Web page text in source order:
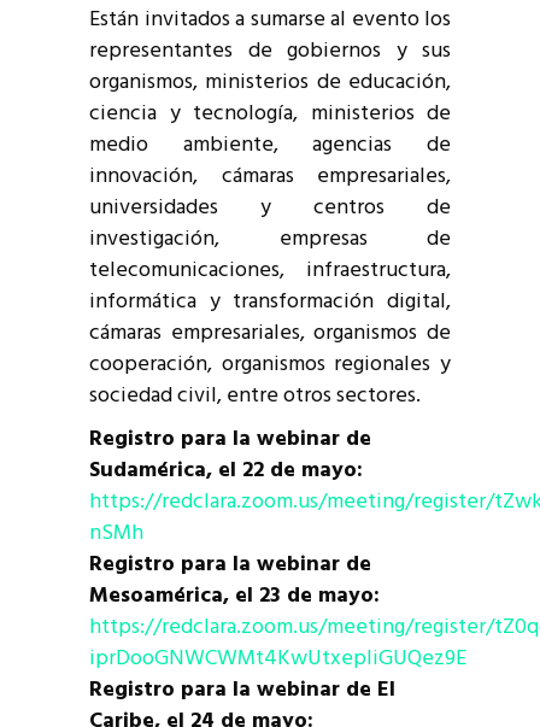
Están invitados a sumarse al evento los
representantes de gobiernos y sus
organismos, ministerios de educación,
ciencia y tecnología, ministerios de
medio ambiente, agencias de
innovación, cámaras empresariales,
universidades y centros de
investigación, empresas de
telecomunicaciones, infraestructura,
informática y transformación digital,
cámaras empresariales, organismos de
cooperación, organismos regionales y
sociedad civil, entre otros sectores.
Registro para la webinar de
Sudamérica, el 22 de mayo:
https://redclara.zoom.us/meeting/register/
nSMh
Registro para la webinar de
Mesoamérica, el 23 de mayo:
https://redclara.zoom.us/meeting/register/
iprDooGNWCWMt4KwUtxepliGUQez9E
Registro para la webinar de El